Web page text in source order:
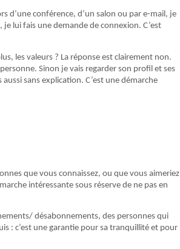
d’une conférence, d’un salon ou par e-mail, je
lui fais une demande de connexion. C’est
les valeurs ? La réponse est clairement non.
Sinon je vais regarder son profil et ses
sans explication. C’est une démarche
que vous connaissez, ou que vous aimeriez
intéressante sous réserve de ne pas en
désabonnements, des personnes qui
: c’est une garantie pour sa tranquillité et pour